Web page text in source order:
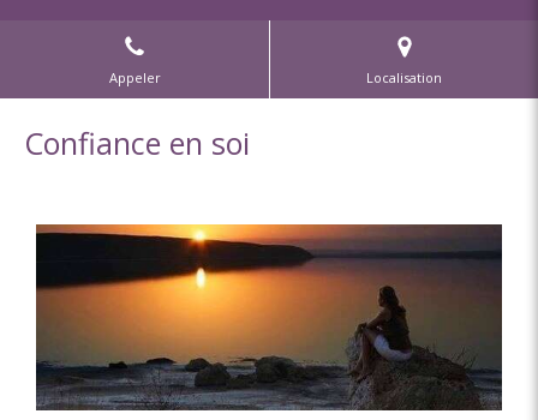
Appeler Localisation
Confiance en soi